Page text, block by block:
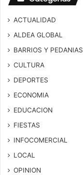
ACTUALIDAD
ALDEA GLOBAL
BARRIOS Y PEDANIAS
CULTURA
DEPORTES
ECONOMIA
EDUCACION
FIESTAS
INFOCOMERCIAL
LOCAL
OPINION